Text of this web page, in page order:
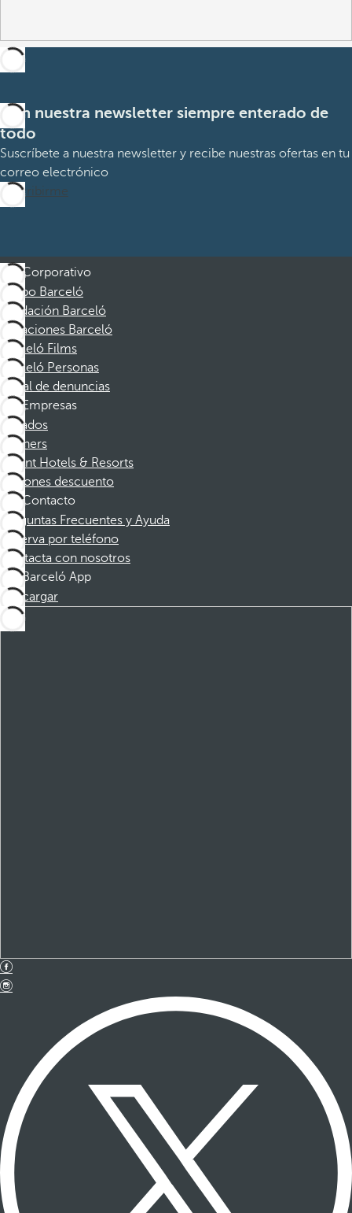
Con nuestra newsletter siempre enterado de
todo
Suscríbete a nuestra newsletter y recibe nuestras ofertas en tu
correo electrónico
Suscribirme
Corporativo
Grupo Barceló
Fundación Barceló
Vacaciones Barceló
Barceló Films
Barceló Personas
Canal de denuncias
Empresas
Afiliados
Partners
Dorint Hotels & Resorts
Cupones descuento
Contacto
Preguntas Frecuentes y Ayuda
Reserva por teléfono
Contacta con nosotros
Barceló App
Descargar